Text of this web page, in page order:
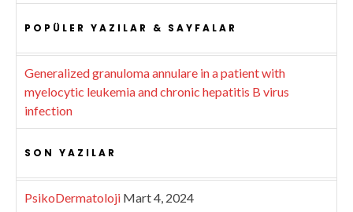
POPÜLER YAZILAR & SAYFALAR
Generalized granuloma annulare in a patient with
myelocytic leukemia and chronic hepatitis B virus
infection
SON YAZILAR
PsikoDermatoloji Mart 4, 2024